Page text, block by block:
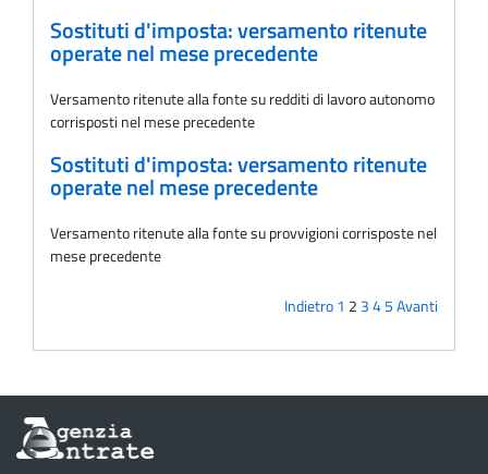
Sostituti d'imposta: versamento ritenute
operate nel mese precedente
Versamento ritenute alla fonte su redditi di lavoro autonomo
corrisposti nel mese precedente
Sostituti d'imposta: versamento ritenute
operate nel mese precedente
Versamento ritenute alla fonte su provvigioni corrisposte nel
mese precedente
Indietro1 2 345Avanti
Informazioni
sul